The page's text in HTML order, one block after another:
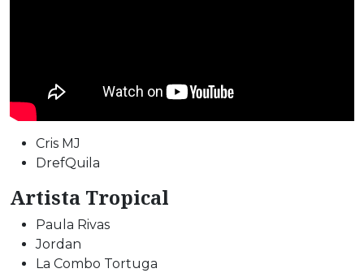
Cris MJ
DrefQuila
Artista Tropical
Paula Rivas
Jordan
La Combo Tortuga